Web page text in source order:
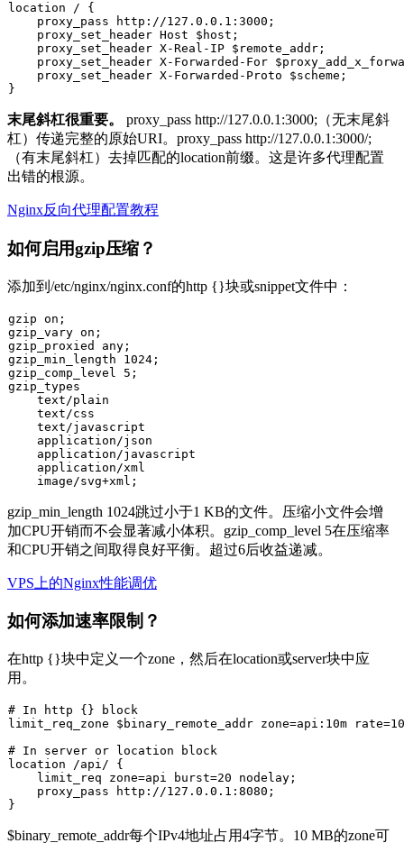
location / {
    proxy_pass http://127.0.0.1:3000;
    proxy_set_header Host $host;
    proxy_set_header X-Real-IP $remote_addr;
proxy_set_header X-Forwarded-For
    proxy_set_header X-Forwarded-Proto $scheme;
末尾斜杠很重要。 proxy_pass http://127.0.0.1:3000; （无末尾斜
杠）传递完整的原始URI。 proxy_pass http://127.0.0.1:3000/;
（有末尾斜杠）去掉匹配的location前缀。这是许多代理配置
出错的根源。
Nginx反向代理配置教程
如何启用gzip压缩？
添加到 /etc/nginx/nginx.conf的http {}块或snippet文件中：
gzip on;
gzip_vary on;
gzip_proxied any;
gzip_min_length 1024;
gzip_comp_level 5;
gzip_types
    text/plain
    text/css
    text/javascript
    application/json
    application/javascript
    application/xml
gzip_min_length 1024跳过小于1 KB的文件。压缩小文件会增
加CPU开销而不会显著减小体积。 gzip_comp_level 5在压缩率
和CPU开销之间取得良好平衡。超过6后收益递减。
VPS上的Nginx性能调优
如何添加速率限制？
在http {}块中定义一个zone，然后在location或server块中应
用。
# In http {} block
limit_req_zone $binary_remote_addr zone=api:10m
# In server or location block
location /api/ {
    limit_req zone=api burst=20 nodelay;
    proxy_pass http://127.0.0.1:8080;
$binary_remote_addr每个IPv4地址占用4字节。10 MB的zone可